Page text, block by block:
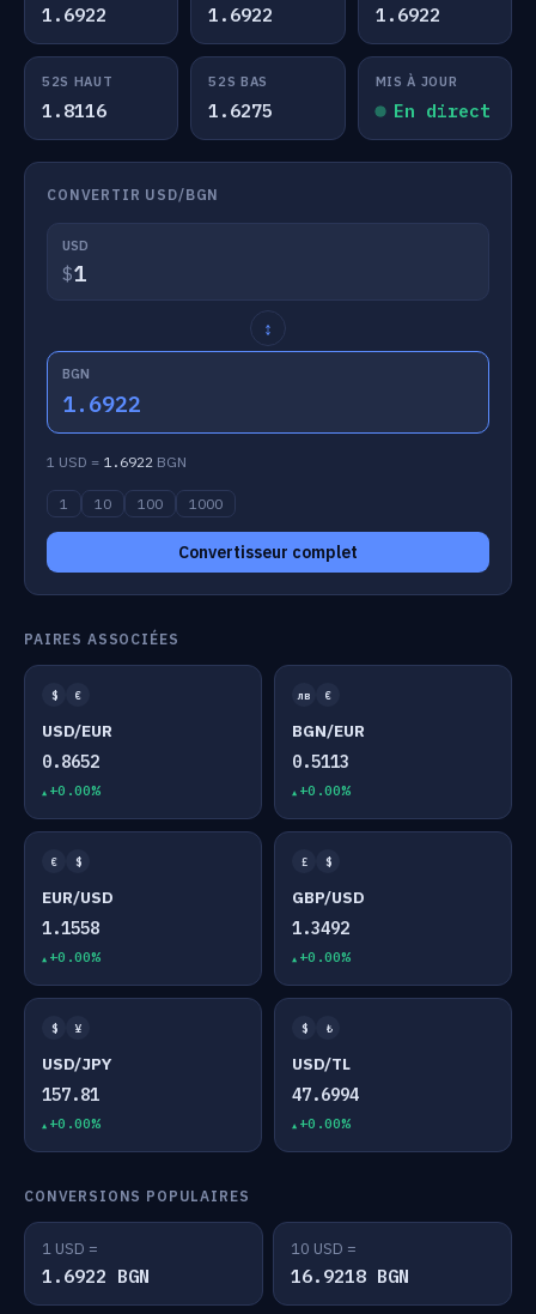
1.6922 1.6922 1.6922
52S HAUT
1.8116
52S BAS
1.6275
MIS À JOUR
En direct
CONVERTIR USD/BGN
USD
$
↕
BGN
1.6922
1 USD = 1.6922 BGN
1 10 100 1000
Convertisseur complet
PAIRES ASSOCIÉES
$ €
USD/EUR
0.8652
+0.00%
лв €
BGN/EUR
0.5113
+0.00%
€ $
EUR/USD
1.1558
+0.00%
£ $
GBP/USD
1.3492
+0.00%
$ ¥
USD/JPY
157.81
+0.00%
$ ₺
USD/TL
47.6994
+0.00%
CONVERSIONS POPULAIRES
1 USD =
1.6922 BGN
10 USD =
16.9218 BGN